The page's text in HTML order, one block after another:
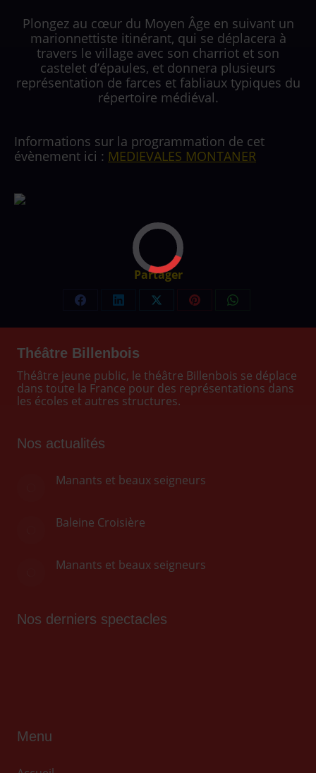
Plongez au cœur du Moyen Âge en suivant un
marionnettiste itinérant, qui se déplacera à
travers le village avec son charriot et son
castelet d’épaules, et donnera plusieurs
représentation de farces et fabliaux typiques du
répertoire médiéval.
Informations sur la programmation de cet
évènement ici : MEDIEVALES MONTANER
Partager
Partager
sur
Facebook
Partager
sur
LinkedIn
Partager
sur
Partager
sur
Partager
sur
Théâtre Billenbois
Théâtre jeune public, le théâtre Billenbois se déplace
dans toute la France pour des représentations dans
les écoles et autres structures.
Nos actualités
Manants et beaux seigneurs
Baleine Croisière
Manants et beaux seigneurs
Nos derniers spectacles
Menu